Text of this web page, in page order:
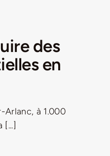
bûche de Noël 2025
des
en
Arlanc, à 1.000
[...]